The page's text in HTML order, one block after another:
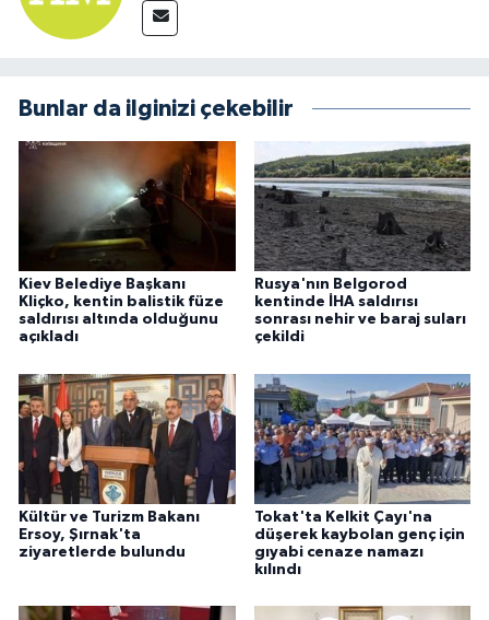
Bunlar da ilginizi çekebilir
Kiev Belediye Başkanı
Kliçko, kentin balistik füze
saldırısı altında olduğunu
açıkladı
Rusya'nın Belgorod
kentinde İHA saldırısı
sonrası nehir ve baraj suları
çekildi
Kültür ve Turizm Bakanı
Ersoy, Şırnak'ta
ziyaretlerde bulundu
Tokat'ta Kelkit Çayı'na
düşerek kaybolan genç için
gıyabi cenaze namazı
kılındı